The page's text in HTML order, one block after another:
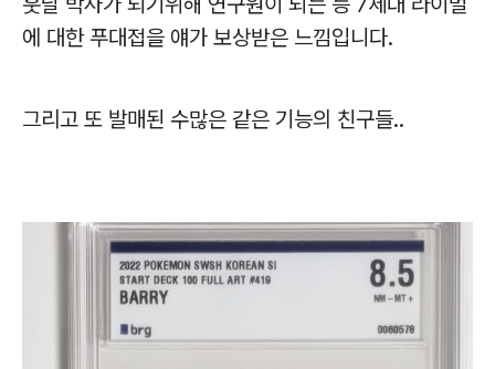
에 대한 푸대접을 얘가 보상받은 느낌입니다.
그리고 또 발매된 수많은 같은 기능의 친구들..